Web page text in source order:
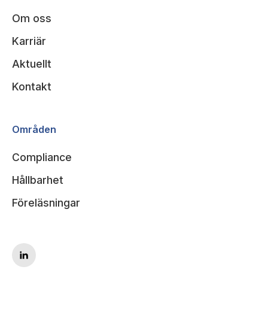
Om oss
Karriär
Aktuellt
Kontakt
Områden
Compliance
Hållbarhet
Föreläsningar